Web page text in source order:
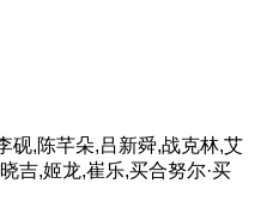
砚,陈芊朵,吕新舜,战克林,艾
吉,姬龙,崔乐,买合努尔·买